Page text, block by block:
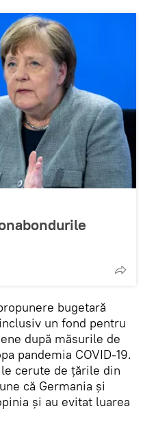
bugetară
un fond pentru
după măsurile de
pandemia COVID-19.
cerute de țările din
că Germania și
și au evitat luarea